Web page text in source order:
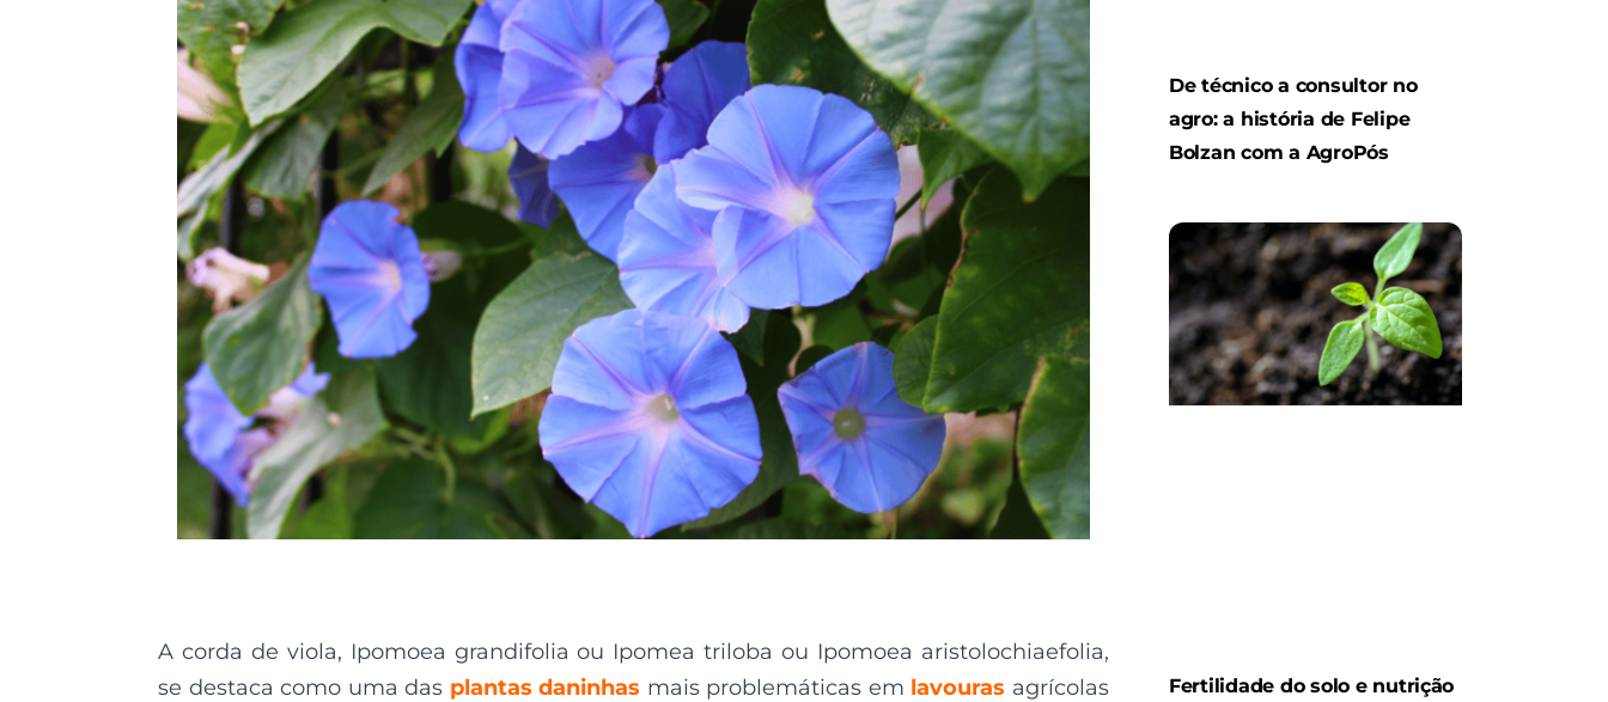
A corda de viola, Ipomoea grandifolia ou Ipomea triloba ou Ipomoea aristolochiaefolia,
se destaca como uma das plantas daninhas mais problemáticas em lavouras agrícolas
De técnico a consultor no
agro: a história de Felipe
Bolzan com a AgroPós
Fertilidade do solo e nutrição